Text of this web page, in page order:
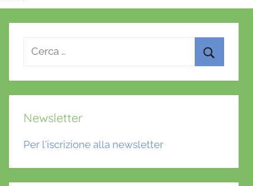
Ricerca
Newsletter
Per l'iscrizione alla newsletter